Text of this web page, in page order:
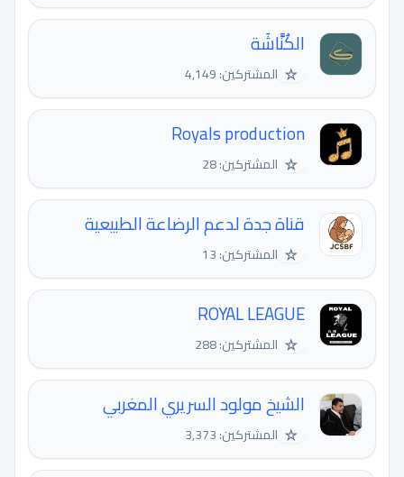
الكُنَّاشَة
☆ المشتركين: 4,149
Royals production
☆ المشتركين: 28
قناة جدة لدعم الرضاعة الطبيعية
☆ المشتركين: 13
ROYAL LEAGUE
☆ المشتركين: 288
الشيخ مولود السريري المغربي
☆ المشتركين: 3,373